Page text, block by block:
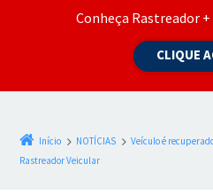
Conheça Rastreador
CLIQUE
Início NOTÍCIAS
Veículo é
Rastreador Veicular